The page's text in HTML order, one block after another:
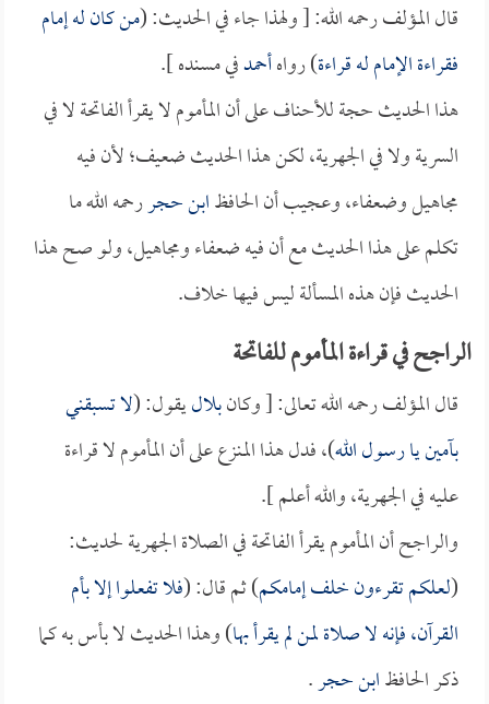
قال المؤلف رحمه الله: [ ولهذا جاء في الحديث: (من كان له إمام
فقراءة الإمام له قراءة) رواهأحمدفي مسنده ].
هذا الحديث حجة للأحناف على أن المأموم لا يقرأ الفاتحة لا في
السرية ولا في الجهرية، لكن هذا الحديث ضعيف؛ لأن فيه
مجاهيل وضعفاء، وعجيب أن الحافظابن حجررحمه الله ما
تكلم على هذا الحديث مع أن فيه ضعفاء ومجاهيل، ولو صح هذا
الحديث فإن هذه المسألة ليس فيها خلاف.
الراجح في قراءة المأموم للفاتحة
قال المؤلف رحمه الله تعالى: [ وكانبلاليقول: (لا تسبقني
بآمين يا رسول الله)، فدل هذا المنزع على أن المأموم لا قراءة
عليه في الجهرية، والله أعلم ].
والراجح أن المأموم يقرأ الفاتحة في الصلاة الجهرية لحديث:
(لعلكم تقرءون خلف إمامكم) ثم قال: (فلا تفعلوا إلا بأم
القرآن، فإنه لا صلاة لمن لم يقرأ بها) وهذا الحديث لا بأس به كما
ذكر الحافظابن حجر.